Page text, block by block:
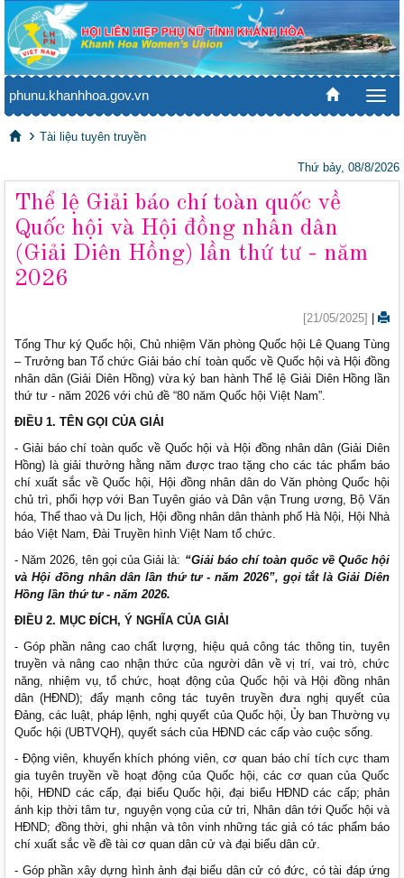
phunu.khanhhoa.gov.vn
Tài liệu tuyên truyền
Thứ bảy, 08/8/2026
Thể lệ Giải báo chí toàn quốc về
Quốc hội và Hội đồng nhân dân
(Giải Diên Hồng) lần thứ tư - năm
2026
[21/05/2025]
Tổng Thư ký Quốc hội, Chủ nhiệm Văn phòng Quốc hội Lê Quang Tùng
– Trưởng ban Tổ chức Giải báo chí toàn quốc về Quốc hội và Hội đồng
nhân dân (Giải Diên Hồng) vừa ký ban hành Thể lệ Giải Diên Hồng lần
thứ tư - năm 2026 với chủ đề “80 năm Quốc hội Việt Nam”.
ĐIỀU 1. TÊN GỌI CỦA GIẢI
- Giải báo chí toàn quốc về Quốc hội và Hội đồng nhân dân (Giải Diên
Hồng) là giải thưởng hằng năm được trao tặng cho các tác phẩm báo
chí xuất sắc về Quốc hội, Hội đồng nhân dân do Văn phòng Quốc hội
chủ trì, phối hợp với Ban Tuyên giáo và Dân vận Trung ương, Bộ Văn
hóa, Thể thao và Du lịch, Hội đồng nhân dân thành phố Hà Nội, Hội Nhà
báo Việt Nam, Đài Truyền hình Việt Nam tổ chức.
- Năm 2026, tên gọi của Giải là: “Giải báo chí toàn quốc về Quốc hội
và Hội đồng nhân dânlần thứ tư - năm 2026”, gọi tắt là Giải Diên
Hồng lần thứ tư - năm 2026.
ĐIỀU 2. MỤC ĐÍCH, Ý NGHĨA CỦA GIẢI
- Góp phần nâng cao chất lượng, hiệu quả công tác thông tin, tuyên
truyền và nâng cao nhận thức của người dân về vị trí, vai trò, chức
năng, nhiệm vụ, tổ chức, hoạt động của Quốc hội và Hội đồng nhân
dân (HĐND); đẩy mạnh công tác tuyên truyền đưa nghị quyết của
Đảng, các luật, pháp lệnh, nghị quyết của Quốc hội, Ủy ban Thường vụ
Quốc hội (UBTVQH), quyết sách của HĐND các cấp vào cuộc sống.
- Động viên, khuyến khích phóng viên, cơ quan báo chí tích cực tham
gia tuyên truyền về hoạt động của Quốc hội, các cơ quan của Quốc
hội, HĐND các cấp, đại biểu Quốc hội, đại biểu HĐND các cấp; phản
ánh kịp thời tâm tư, nguyện vọng của cử tri, Nhân dân tới Quốc hội và
HĐND; đồng thời, ghi nhận và tôn vinh những tác giả có tác phẩm báo
chí xuất sắc về đề tài cơ quan dân cử và đại biểu dân cử.
- Góp phần xây dựng hình ảnh đại biểu dân cử có đức, có tài đáp ứng